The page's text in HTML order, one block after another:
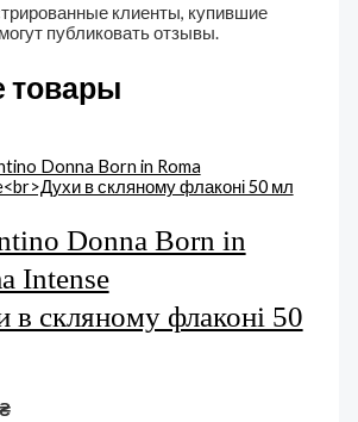
клиенты, купившие
публиковать отзывы.
товары
Donna Born in
Intense
в скляному флаконі 50
₴